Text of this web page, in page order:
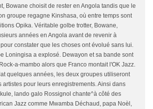
Bowane choisit de rester en Angola tandis que le
groupe regagne Kinshasa, où entre temps sont
Opika. Véritable golbe trotter, Bowane,
années en Angola avant de revenir à
constater que les choses ont évolué sans lui.
Loningisa a explosé. Dewayon et sa bande sont
a-mambo alors que Franco montait l'OK Jazz.
quelques années, les deux groupes utiliseront
artistes pour leurs enregistrements. Ainsi dans
lando galo Rossignol chante^à côté des
Jazz comme Mwamba Déchaud, papa Noèl,